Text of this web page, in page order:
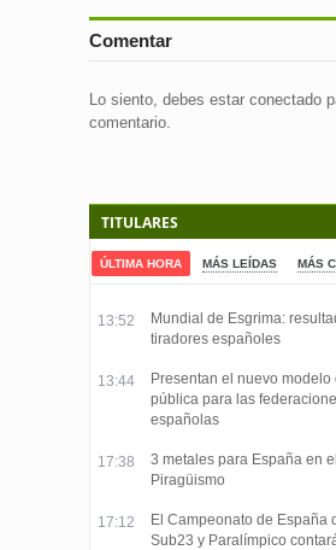
Comentar
Lo siento, debes estar conectado
comentario.
TITULARES
ÚLTIMA HORA MÁS LEÍDAS MÁS
13:52
Mundial de Esgrima:
tiradores españoles
13:44
Presentan el nuevo modelo
pública para las
españolas
17:38
3 metales para España en
Piragüismo
17:12
El Campeonato de España
Sub23 y Paralímpico